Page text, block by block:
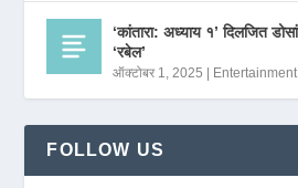
‘कांतारा: अध्याय १’ दिलजित
‘रबेल’
ऑक्टोबर 1, 2025 | Entertainment
FOLLOW US